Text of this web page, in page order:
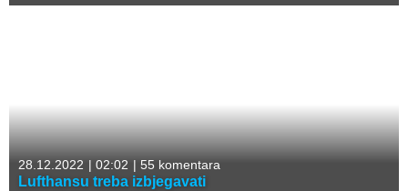
28.12.2022 | 02:02 | 55 komentara
Lufthansu treba izbjegavati